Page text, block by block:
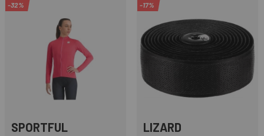
-32%
SPORTFUL
-17%
LIZARD